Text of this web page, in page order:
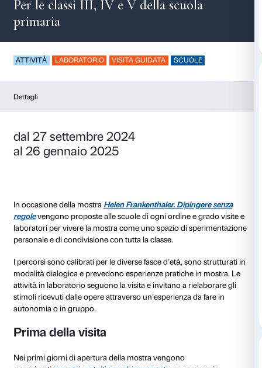
Liberiamo la pittura
Per le classi III, IV e V della
Dettagli
dal 27 settembre 2024
al 26 gennaio 2025
In occasione della mostraHelen Frankenthaler.